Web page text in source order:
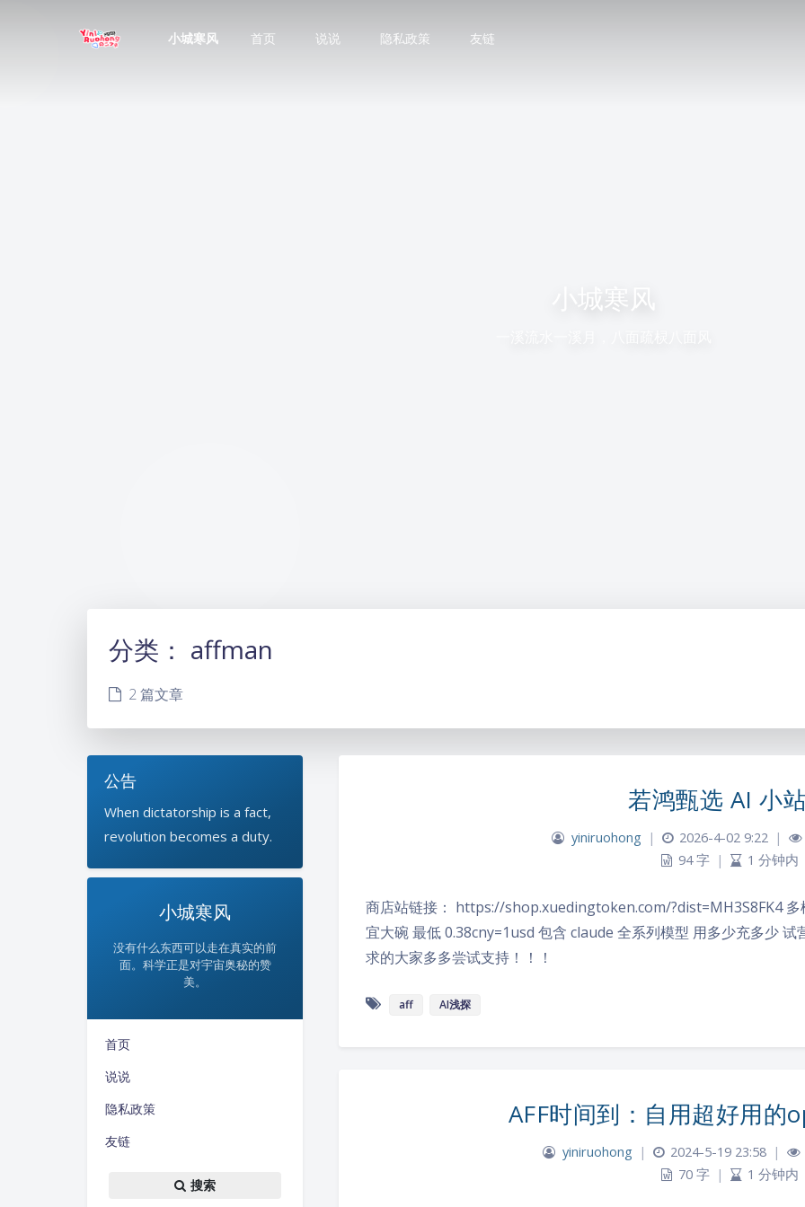
小城寒风 首页 说说 隐私政策 友链
小城寒风
分类： affman
2 篇文章
公告
When dictatorship is a fact,
revolution becomes a duty.
小城寒风
没有什么东西可以走在真实的前
面。科学正是对宇宙奥秘的赞
美。
首页
说说
隐私政策
友链
搜索
若鸿甄选 AI 小
yiniruohong | 2026-4-02 9:22 |
94 字
| 1 分钟内
商店站链接： https://shop.xuedingtoken.com/?dist=MH3S8FK4
宜大碗 最低 0.38cny=1usd 包含 claude 全系列模型 用多少充多少
求的大家多多尝试支持！！！
aff AI浅探
AFF时间到：自用超好用的
yiniruohong | 2024-5-19 23:58 |
70 字
| 1 分钟内